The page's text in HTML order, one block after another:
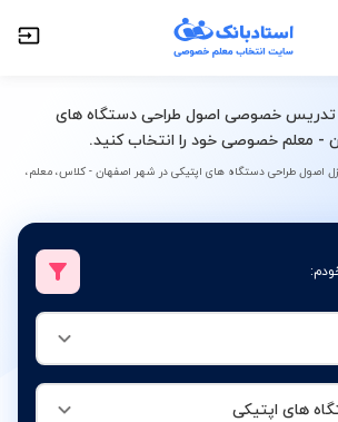
تدریس خصوصی اصول طراحی دستگاه های
- معلم خصوصی خود را انتخاب کنید.
اصول طراحی دستگاه های اپتیکی در شهر اصفهان - کلاس، معلم،
های اپتیکی